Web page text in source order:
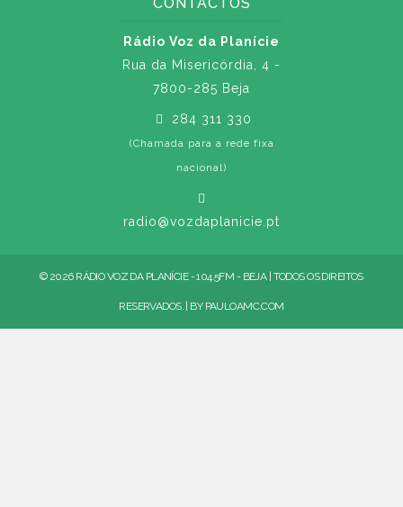
Rádio Voz da Planície
Rua da Misericórdia, 4 -
7800-285 Beja
284 311 330
(Chamada para a rede fixa
nacional)
radio@vozdaplanicie.pt
© 2026 RÁDIO VOZ DA PLANÍCIE - 104.5FM - BEJA | TODOS OS DIREITOS
RESERVADOS. | BY PAULOAMC.COM